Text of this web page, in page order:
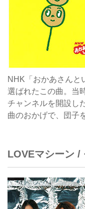
NHK「おかあさんと
選ばれたこの曲。当
チャンネルを開設し
曲のおかげで、団子
LOVEマシーン /